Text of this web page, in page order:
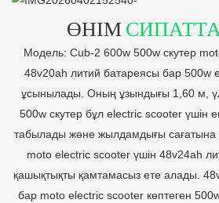
ӨНІМ
Модель: Cub-2 600w 500w скутер
48v20ah литий батареясы бар 500w
ұсынылады. Оның ұзындығы 1,60 м,
500w скутер бұл electric scooter үшін
табылады және жылдамдығы
moto electric scooter үшін 48v24ah
қашықтықты қамтамасыз ете алады.
бар moto electric scooter көптеген